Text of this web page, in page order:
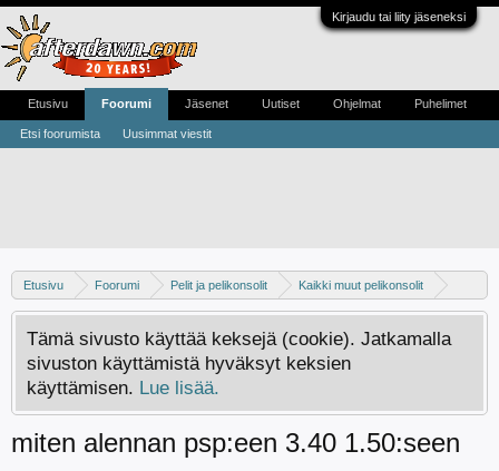
Kirjaudu tai liity jäseneksi
Etusivu Foorumi Pelit ja pelikonsolit
Kaikki muut pelikonsolit
PSP
Tämä sivusto käyttää keksejä (cookie). Jatkamalla
sivuston käyttämistä hyväksyt keksien
käyttämisen. Lue lisää.
miten alennan psp:een 3.40 1.50:seen
Etusivu Foorumi
Etsi foorumista Uusimmat viestit
Jäsenet Uutiset Ohjelmat Puhelimet